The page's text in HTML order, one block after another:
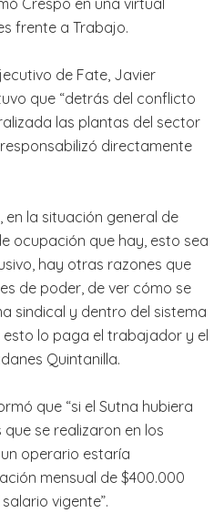
frente a Trabajo.
de Fate, Javier
que “detrás del conflicto
las plantas del sector
directamente
en la situación general de
ocupación que hay, esto sea
hay otras razones que
de poder, de ver cómo se
sindical y dentro del sistema
lo paga el trabajador y el
Quintanilla.
que “si el Sutna hubiera
se realizaron en los
operario estaría
mensual de $400.000
vigente”.